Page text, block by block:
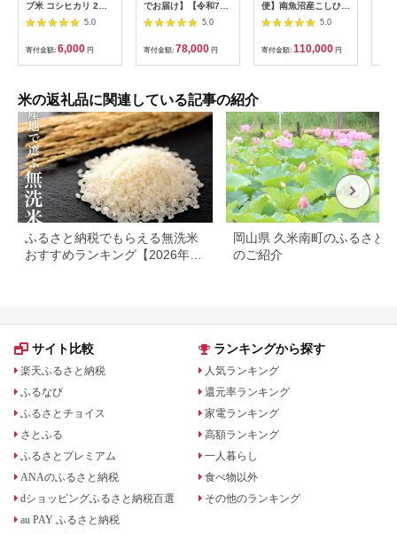
ブ米 コシヒカリ 2合
× 3個 計900g 真空パ
ック 新庄やまびこ米
（白米）【化粧箱入り
ギフト プレゼント 母
の日 父の日 お中元 お
】 [m23-a009]
5.0
寄付金額: 6,000 円
でお届け】【令和7年
産米】新潟県村上市岩
船産 棚田米コシヒカ
リ 12kg+パックごは
ん(150g×1個)×2ヶ月
1067117
5.0
寄付金額: 78,000 円
便】南魚沼産こしひか
り無洗米（2kg×全12
回）研がずに炊ける
節水 手間いらず 精米
特A獲得日本一産地 高
品質精米 雪国の恵み
5.0
寄付金額: 110,000 円
米の返礼品に関連している記事の紹介
ふるさと納税でもらえる無洗米
おすすめランキング【2026年最
岡山県 久米南町のふるさと
のご紹介
サイト比較
楽天ふるさと納税
ふるなび
ふるさとチョイス
さとふる
ふるさとプレミアム
ANAのふるさと納税
dショッピングふるさと納税百選
au PAY ふるさと納税
ランキングから探す
人気ランキング
還元率ランキング
家電ランキング
高額ランキング
一人暮らし
食べ物以外
その他のランキング